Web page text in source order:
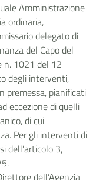
Amministrazione
ordinaria,
delegato di
del Capo del
n. 1021 del 12
degli interventi,
premessa, pianificati
eccezione di quelli
di cui
Per gli interventi di
dell’articolo 3,
dell’Agenzia